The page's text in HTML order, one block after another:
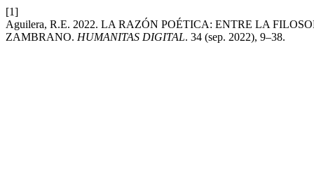
[1]
Aguilera, R.E. 2022. LA RAZÓN POÉTICA: ENTRE LA
ZAMBRANO. HUMANITAS DIGITAL. 34 (sep. 2022), 9–38.